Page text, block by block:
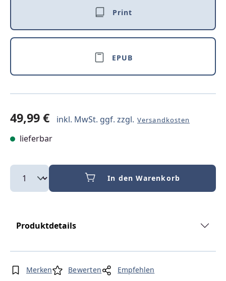
Print
EPUB
49,99 € inkl. MwSt. ggf. zzgl. Versandkosten
lieferbar
In den Warenkorb
Produktdetails
Merken Bewerten Empfehlen